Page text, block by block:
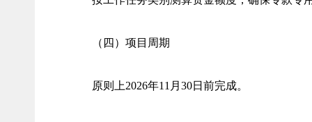
（四）项目周期
原则上2026年11月30日前完成。